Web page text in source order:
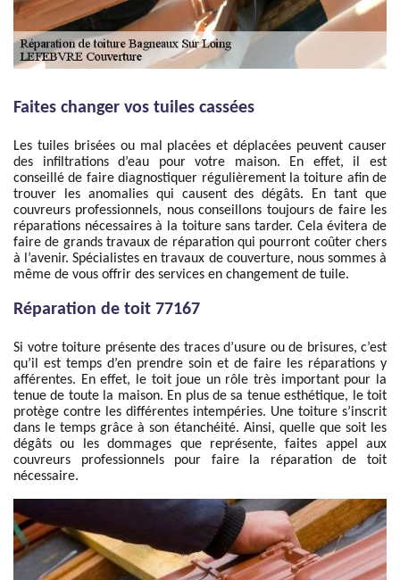
Faites changer vos tuiles cassées
Les tuiles brisées ou mal placées et déplacées peuvent causer
des infiltrations d’eau pour votre maison. En effet, il est
conseillé de faire diagnostiquer régulièrement la toiture afin de
trouver les anomalies qui causent des dégâts. En tant que
couvreurs professionnels, nous conseillons toujours de faire les
réparations nécessaires à la toiture sans tarder. Cela évitera de
faire de grands travaux de réparation qui pourront coûter chers
à l’avenir. Spécialistes en travaux de couverture, nous sommes à
même de vous offrir des services en changement de tuile.
Réparation de toit 77167
Si votre toiture présente des traces d’usure ou de brisures, c’est
qu’il est temps d’en prendre soin et de faire les réparations y
afférentes. En effet, le toit joue un rôle très important pour la
tenue de toute la maison. En plus de sa tenue esthétique, le toit
protège contre les différentes intempéries. Une toiture s’inscrit
dans le temps grâce à son étanchéité. Ainsi, quelle que soit les
dégâts ou les dommages que représente, faites appel aux
couvreurs professionnels pour faire la réparation de toit
nécessaire.